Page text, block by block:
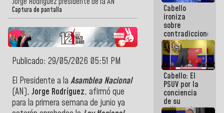
Captura de pantalla
Publicado: 29/05/2026 05:51 PM
El Presidente a la Asamblea Nacional
(AN), Jorge Rodríguez, afirmó que
para la primera semana de junio ya
sabemos si
la semana
que viene
hay
programa
Cabello
ironiza
sobre
contradicciones
y mentiras
de María
Machado:
¡Créanle!
Cabello: El
PSUV por la
conciencia
de su
militancia